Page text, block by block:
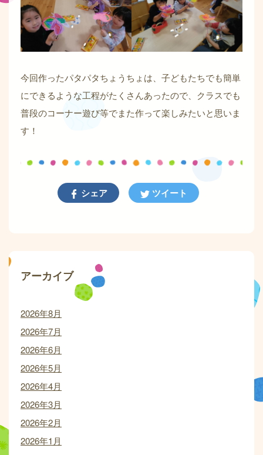
今回作ったパタパタちょうちょは、子どもたちでも簡単
にできるような工程がたくさんあったので、クラスでも
普段のコーナー遊び等でまた作って楽しみたいと思いま
す！
シェア ツイート
アーカイブ
2026年8月
2026年7月
2026年6月
2026年5月
2026年4月
2026年3月
2026年2月
2026年1月